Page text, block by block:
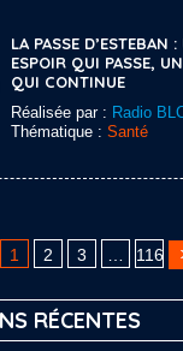
LA PASSE D’ESTEBAN :
ESPOIR QUI PASSE,
QUI CONTINUE
Réalisée par : Radio
Thématique : Santé
1 2 3 116
RÉCENTES